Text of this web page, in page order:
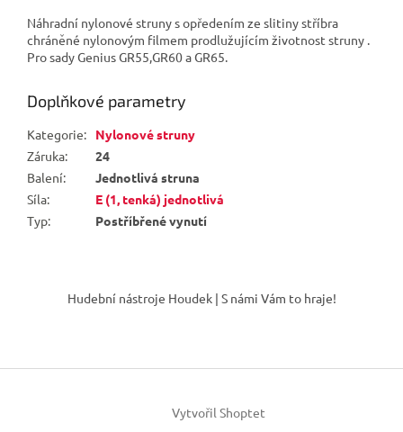
Náhradní nylonové struny s opředením ze slitiny stříbra
chráněné nylonovým filmem prodlužujícím životnost struny .
Pro sady Genius GR55,GR60 a GR65.
Doplňkové parametry
Kategorie:
Nylonové struny
Záruka:
24
Balení:
Jednotlivá struna
Síla:
E (1, tenká) jednotlivá
Typ: Postříbřené vynutí
í
Hudební nástroje Houdek | S námi Vám to hraje!
Vytvořil Shoptet